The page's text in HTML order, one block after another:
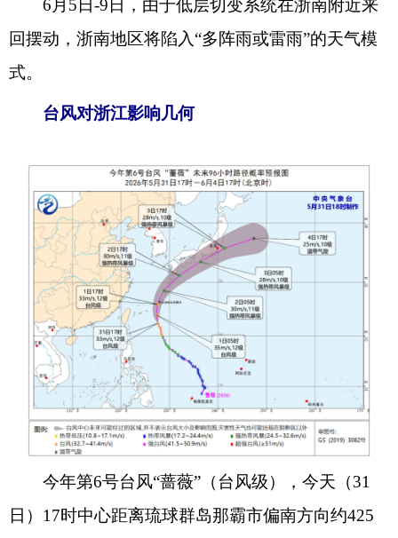
6月5 日-9日，由于低层切变系统在浙南附近来
回摆动，浙南地区将陷入“多阵雨或雷雨”的天气模
式。
台风对浙江影响几何
今年第6号台风“蔷薇”（台风级），今天（31
日）17时中心距离琉球群岛那霸市偏南方向约425